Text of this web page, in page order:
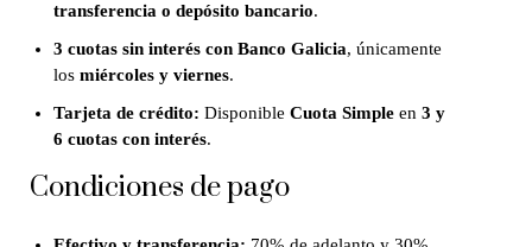
transferencia o depósito bancario.
3 cuotas sin interés con Banco Galicia, únicamente
los miércoles y viernes.
Tarjeta de crédito: Disponible Cuota Simple en 3 y
6 cuotas con interés.
Condiciones de pago